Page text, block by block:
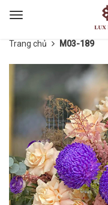
Toggle
Trang chủ M03-189